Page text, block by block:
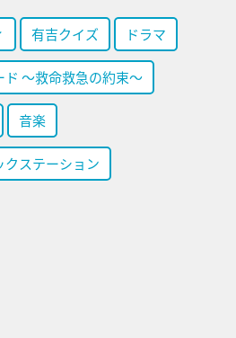
有吉クイズ ドラマ
ド ～救命救急の約束～
音楽
クステーション